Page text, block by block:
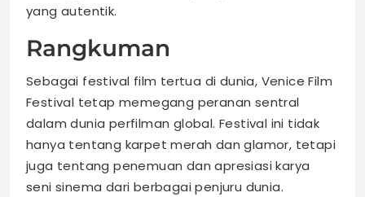
yang autentik.
Rangkuman
Sebagai festival film tertua di dunia, Venice Film
Festival tetap memegang peranan sentral
dalam dunia perfilman global. Festival ini tidak
hanya tentang karpet merah dan glamor, tetapi
juga tentang penemuan dan apresiasi karya
seni sinema dari berbagai penjuru dunia.